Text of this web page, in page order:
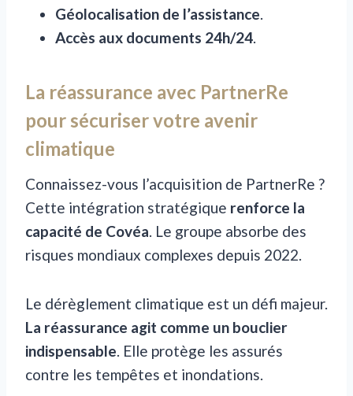
Géolocalisation de l’assistance.
Accès aux documents 24h/24.
La réassurance avec PartnerRe
pour sécuriser votre avenir
climatique
Connaissez-vous l’acquisition de PartnerRe ?
Cette intégration stratégique renforce la
capacité de Covéa. Le groupe absorbe des
risques mondiaux complexes depuis 2022.
Le dérèglement climatique est un défi majeur.
La réassurance agit comme un bouclier
indispensable. Elle protège les assurés
contre les tempêtes et inondations.